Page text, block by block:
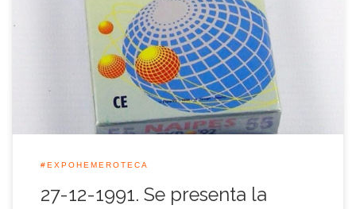
Al igual que ocurrió en la Exposición Iberoamericana
celebrada en Sevilla en 1929, la Muestra Universal que acogió
Sevilla en 1992 contó con una particular baraja de naipes
basada en los símbolos y logotipos referentes a la Expo 92.
#EXPOHEMEROTECA
27-12-1991. Se presenta la